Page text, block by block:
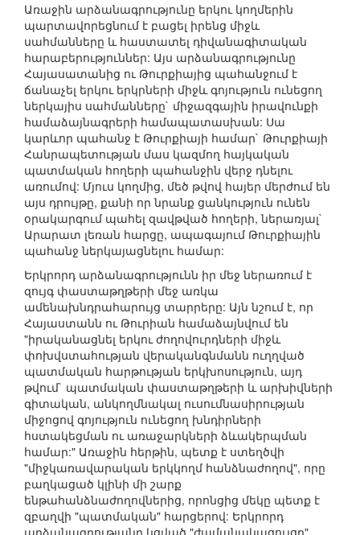
Առաջին արձանագրությունը երկու կողմերին
պարտավորեցնում է բացել իրենց միջև
սահմանները և հաստատել դիվանագիտական
հարաբերություններ: Այս արձանագրությունը
Հայասատանից ու Թուրքիայից պահանջում է
ճանաչել երկու երկրների միջև գոյություն ունեցող
ներկայիս սահմանները` միջազգային իրավունքի
համաձայնագրերի համապատասխան: Սա
կարևոր պահանջ է Թուրքիայի համար` Թուրքիայի
Հանրապետության մաս կազմող հայկական
պատմական հողերի պահանջին վերջ դնելու
առումով: Մյուս կողմից, մեծ թվով հայեր մերժում են
այս դրույթը, քանի որ նրանք ցանկություն ունեն
օրակարգում պահել զավթված հողերի, ներառյալ`
Արարատ լեռան հարցը, ապագայում Թուրքիային
պահանջ ներկայացնելու համար:
Երկրորդ արձանագրությունն իր մեջ ներառում է
զույգ փաստաթղթերի մեջ առկա
ամենախնդրահարույց տարրերը: Այն նշում է, որ
Հայաստանն ու Թուրիան համաձայնվում են
"իրականացնել երկու ժողովուրդների միջև
փոխվստահության վերականգնմանն ուղղված
պատմական հարթության երկխոսություն, այդ
թվում` պատմական փաստաթղթերի և արխիվների
գիտական, անկողմնակալ ուսումնասիրության
միջոցով գոյություն ունեցող խնդիրների
հստակեցման ու առաջարկների ձևակերպման
համար:" Առաջին հերթին, պետք է ստեղծվի
"միջկառավարական երկկողմ հանձնաժողով", որը
բաղկացած կլինի մի շարք
ենթահանձնաժողովներից, որոնցից մեկը պետք է
զբաղվի "պատմական" հարցերով: Երկրորդ